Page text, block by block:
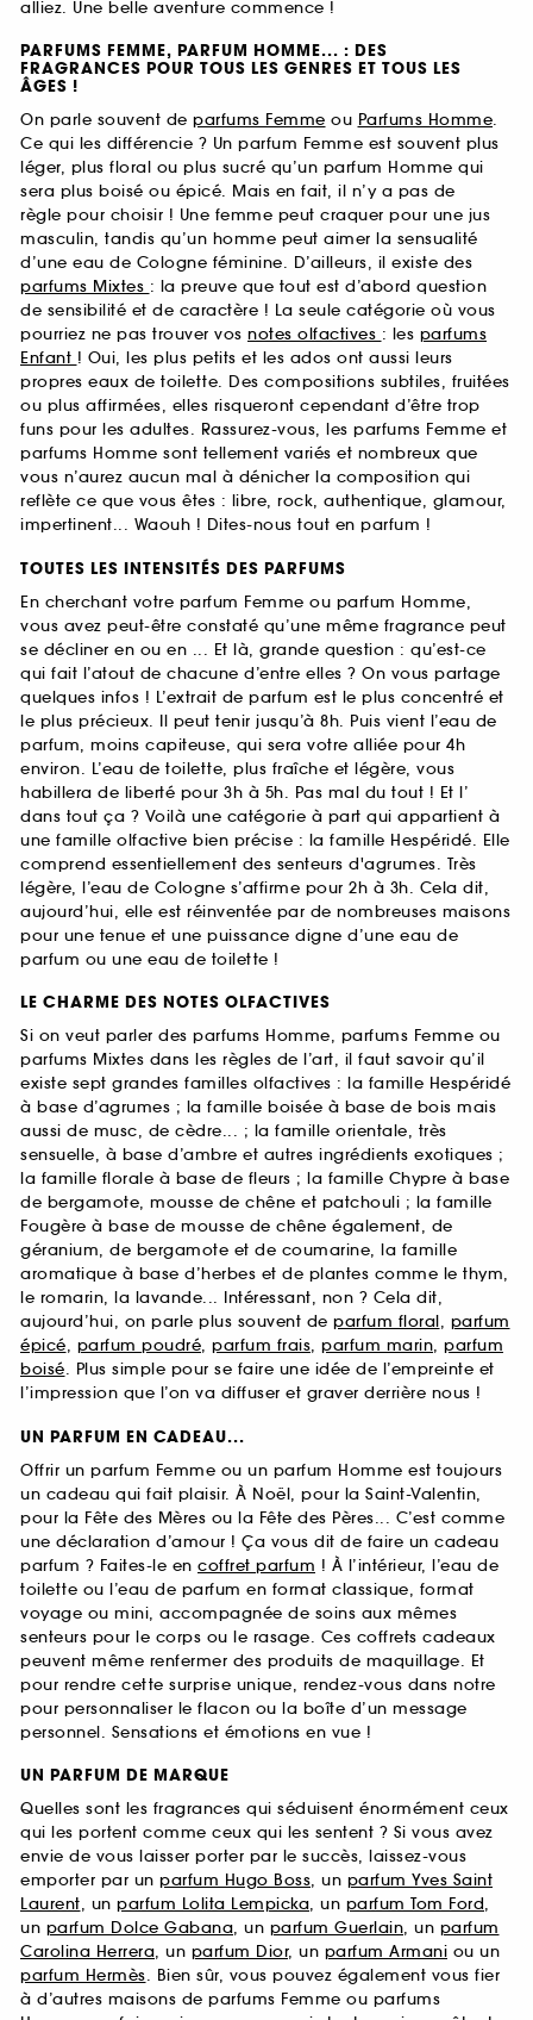
alliez. Une belle aventure commence !
PARFUMS FEMME, PARFUM HOMME... : DES
FRAGRANCES POUR TOUS LES GENRES ET TOUS LES
ÂGES !
On parle souvent de parfums Femme ou Parfums Homme.
Ce qui les différencie ? Un parfum Femme est souvent plus
léger, plus floral ou plus sucré qu’un parfum Homme qui
sera plus boisé ou épicé. Mais en fait, il n’y a pas de
règle pour choisir ! Une femme peut craquer pour une jus
masculin, tandis qu’un homme peut aimer la sensualité
d’une eau de Cologne féminine. D’ailleurs, il existe des
parfums Mixtes : la preuve que tout est d’abord question
de sensibilité et de caractère ! La seule catégorie où vous
pourriez ne pas trouver vos notes olfactives : les parfums
Enfant ! Oui, les plus petits et les ados ont aussi leurs
propres eaux de toilette. Des compositions subtiles, fruitées
ou plus affirmées, elles risqueront cependant d’être trop
funs pour les adultes. Rassurez-vous, les parfums Femme et
parfums Homme sont tellement variés et nombreux que
vous n’aurez aucun mal à dénicher la composition qui
reflète ce que vous êtes : libre, rock, authentique, glamour,
impertinent... Waouh ! Dites-nous tout en parfum !
TOUTES LES INTENSITÉS DES PARFUMS
En cherchant votre parfum Femme ou parfum Homme,
vous avez peut-être constaté qu’une même fragrance peut
se décliner en ou en ... Et là, grande question : qu’est-ce
qui fait l’atout de chacune d’entre elles ? On vous partage
quelques infos ! L’extrait de parfum est le plus concentré et
le plus précieux. Il peut tenir jusqu’à 8h. Puis vient l’eau de
parfum, moins capiteuse, qui sera votre alliée pour 4h
environ. L’eau de toilette, plus fraîche et légère, vous
habillera de liberté pour 3h à 5h. Pas mal du tout ! Et l’
dans tout ça ? Voilà une catégorie à part qui appartient à
une famille olfactive bien précise : la famille Hespéridé. Elle
comprend essentiellement des senteurs d'agrumes. Très
légère, l’eau de Cologne s’affirme pour 2h à 3h. Cela dit,
aujourd’hui, elle est réinventée par de nombreuses maisons
pour une tenue et une puissance digne d’une eau de
parfum ou une eau de toilette !
LE CHARME DES NOTES OLFACTIVES
Si on veut parler des parfums Homme, parfums Femme ou
parfums Mixtes dans les règles de l’art, il faut savoir qu’il
existe sept grandes familles olfactives : la famille Hespéridé
à base d’agrumes ; la famille boisée à base de bois mais
aussi de musc, de cèdre... ; la famille orientale, très
sensuelle, à base d’ambre et autres ingrédients exotiques ;
la famille florale à base de fleurs ; la famille Chypre à base
de bergamote, mousse de chêne et patchouli ; la famille
Fougère à base de mousse de chêne également, de
géranium, de bergamote et de coumarine, la famille
aromatique à base d’herbes et de plantes comme le thym,
le romarin, la lavande... Intéressant, non ? Cela dit,
aujourd’hui, on parle plus souvent de parfum floral, parfum
épicé, parfum poudré, parfum frais, parfum marin, parfum
boisé. Plus simple pour se faire une idée de l’empreinte et
l’impression que l’on va diffuser et graver derrière nous !
UN PARFUM EN CADEAU...
Offrir un parfum Femme ou un parfum Homme est toujours
un cadeau qui fait plaisir. À Noël, pour la Saint-Valentin,
pour la Fête des Mères ou la Fête des Pères... C’est comme
une déclaration d’amour ! Ça vous dit de faire un cadeau
parfum ? Faites-le en coffret parfum ! À l’intérieur, l’eau de
toilette ou l’eau de parfum en format classique, format
voyage ou mini, accompagnée de soins aux mêmes
senteurs pour le corps ou le rasage. Ces coffrets cadeaux
peuvent même renfermer des produits de maquillage. Et
pour rendre cette surprise unique, rendez-vous dans notre
pour personnaliser le flacon ou la boîte d’un message
personnel. Sensations et émotions en vue !
UN PARFUM DE MARQUE
Quelles sont les fragrances qui séduisent énormément ceux
qui les portent comme ceux qui les sentent ? Si vous avez
envie de vous laisser porter par le succès, laissez-vous
emporter par un parfum Hugo Boss, un parfum Yves Saint
Laurent, un parfum Lolita Lempicka, un parfum Tom Ford,
un parfum Dolce Gabana, un parfum Guerlain, un parfum
Carolina Herrera, un parfum Dior, un parfum Armani ou un
parfum Hermès. Bien sûr, vous pouvez également vous fier
à d’autres maisons de parfums Femme ou parfums